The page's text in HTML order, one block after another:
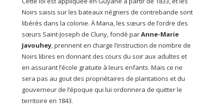
Noirs saisis sur les bateaux négriers de contrebande sont
libérés dans la colonie. À Mana, les sœurs de l’ordre des
sœurs Saint-Joseph de Cluny, fondé parAnne-Marie
Javouhey, prennent en charge l’instruction de nombre de
Noirs libres en donnant des cours du soir aux adultes et
en assurant l’école gratuite à leurs enfants. Mais ce ne
sera pas au gout des propriétaires de plantations et du
gouverneur de l’époque qui lui ordonnera de quitter le
territoire en 1843.